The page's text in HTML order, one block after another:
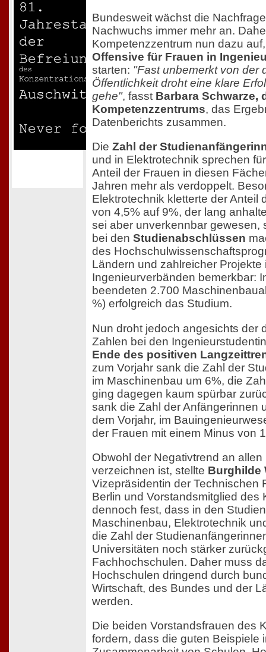
Bundesweit wächst die
Nachwuchs immer mehr an.
Kompetenzzentrum nun dazu
Offensive für Frauen in
starten: "Fast unbemerkt von der
Öffentlichkeit droht eine klare
gehe", fasst Barbara Schwarze,
Kompetenzzentrums, das
Datenberichts zusammen.
Die Zahl der
und in Elektrotechnik sprechen
Anteil der Frauen in diesen
Jahren mehr als verdoppelt.
Elektrotechnik kletterte der Anteil
von 4,5% auf 9%, der lang
sei aber unverkennbar gewesen,
bei den Studienabschlüssen
des
Ländern und zahlreicher Projekte
Ingenieurverbänden bemerkbar:
beendeten 2.700
%) erfolgreich das Studium.
Nun droht jedoch angesichts der
Zahlen bei den
Ende des positiven
zum Vorjahr sank die Zahl der
im Maschinenbau um 6%, die
ging dagegen kaum spürbar
sank die Zahl der Anfängerinnen
dem Vorjahr, im
der Frauen mit einem Minus von
Obwohl der Negativtrend an
verzeichnen ist, stellte Burghilde
Vizepräsidentin der Technischen
Berlin und Vorstandsmitglied des
dennoch fest, dass in den
Maschinenbau, Elektrotechnik
die Zahl der
Universitäten noch stärker
Fachhochschulen. Daher muss
Hochschulen dringend durch
Wirtschaft, des Bundes und der
werden.
Die beiden Vorstandsfrauen des
fordern, dass die guten Beispiele